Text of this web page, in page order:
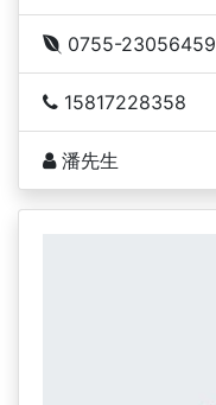
0755-23056459
15817228358
潘先生